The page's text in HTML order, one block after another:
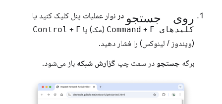
روی جستجو در نوار عملیات پنل کلیک کنید یا
کلیدهای Command + F (مک) یا Control + F
(ویندوز / لینوکس) را فشار دهید.
برگه جستجو در سمت چپ گزارش شبکه باز می‌شود.